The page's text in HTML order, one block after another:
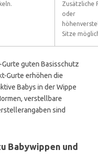
Zusätzliche
oder
Sitze
guten Basisschutz
Gurte erhöhen die
Babys in der Wippe
verstellbare
sind
Babywippen und